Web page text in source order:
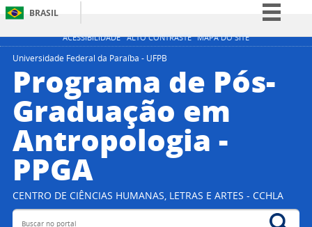
ACESSIBILIDADE ALTO CONTRASTE MAPA DO SITE
BRASIL
Simplifique!
Participe
Legislação
Canais
Universidade Federal da Paraíba - UFPB
Programa de Pós-
Graduação em
Antropologia -
PPGA
CENTRO DE CIÊNCIAS HUMANAS, LETRAS E ARTES - CCHLA
Buscar no portal